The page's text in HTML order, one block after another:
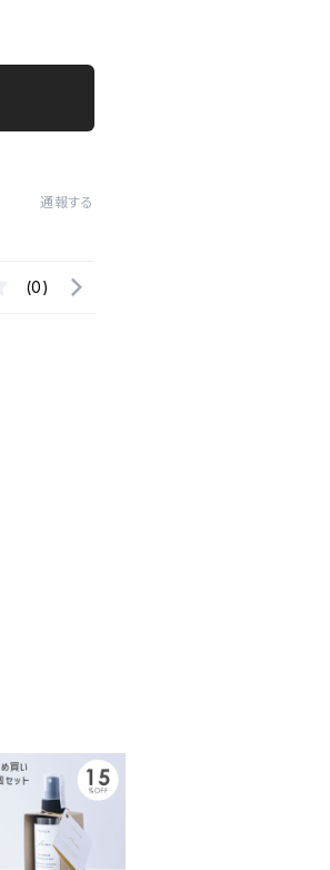
通報する
(0)